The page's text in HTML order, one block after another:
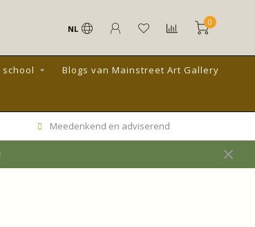
NL
0
Blogs van Mainstreet Art Gallery
Meedenkend en adviserend